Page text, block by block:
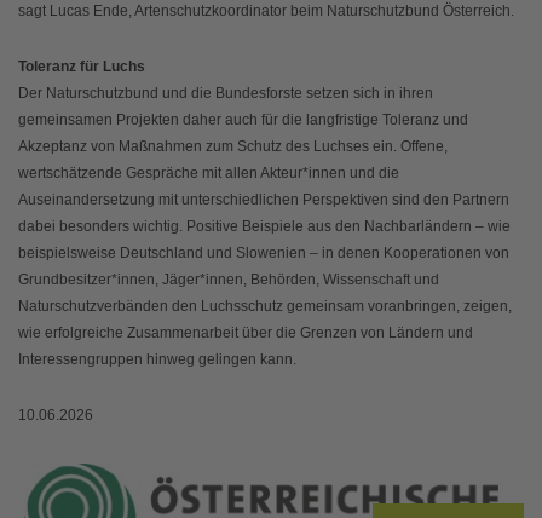
sagt Lucas Ende, Artenschutzkoordinator beim Naturschutzbund Österreich.
Toleranz für Luchs
Der Naturschutzbund und die Bundesforste setzen sich in ihren
gemeinsamen Projekten daher auch für die langfristige Toleranz und
Akzeptanz von Maßnahmen zum Schutz des Luchses ein. Offene,
wertschätzende Gespräche mit allen Akteur*innen und die
Auseinandersetzung mit unterschiedlichen Perspektiven sind den Partnern
dabei besonders wichtig. Positive Beispiele aus den Nachbarländern – wie
beispielsweise Deutschland und Slowenien – in denen Kooperationen von
Grundbesitzer*innen, Jäger*innen, Behörden, Wissenschaft und
Naturschutzverbänden den Luchsschutz gemeinsam voranbringen, zeigen,
wie erfolgreiche Zusammenarbeit über die Grenzen von Ländern und
Interessengruppen hinweg gelingen kann.
10.06.2026